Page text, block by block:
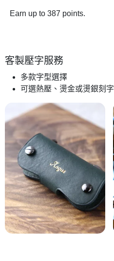
Earn up to 387 points.
客製壓字服務
多款字型選擇
可選熱壓、燙金或燙銀刻字